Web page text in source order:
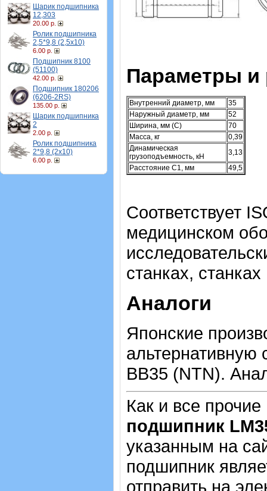
Шарик подшипника
12,303
20.00 р.
Ролик подшипника
2,5*9,8 (2,5х10)
6.00 р.
Подшипник 8100
(51100)
42.00 р.
Подшипник 180206
(6206-2RS)
135.00 р.
Шарик подшипника
2
2.00 р.
Ролик подшипника
2*9,8 (2х10)
6.00 р.
Параметры и
Внутренний диаметр, мм
35
Наружный диаметр, мм
52
Ширина, мм (C)
70
Масса, кг
0,39
Динамическая
грузоподъемность, кН
3,13
Расстояние C1, мм
49,5
Соответствует
медицинском
станках,
Аналоги
Японские
альтернативную
BB35 (NTN).
Как и все
подшипник
указанным на
подшипник
отправить на